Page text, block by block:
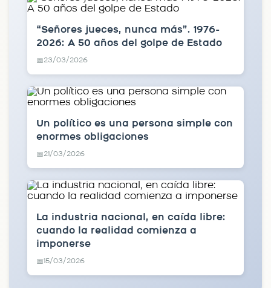
“Señores jueces, nunca más”. 1976-
2026: A 50 años del golpe de Estado
📅23/03/2026
Un político es una persona simple con
enormes obligaciones
📅21/03/2026
La industria nacional, en caída libre:
cuando la realidad comienza a
imponerse
📅15/03/2026